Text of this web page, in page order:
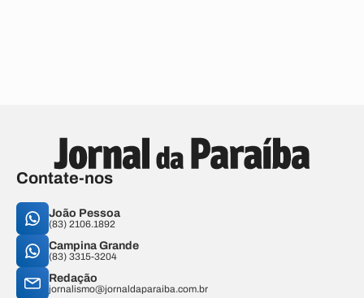
Contate-nos
João Pessoa
(83) 2106.1892
Campina Grande
(83) 3315-3204
Redação
jornalismo@jornaldaparaiba.com.br